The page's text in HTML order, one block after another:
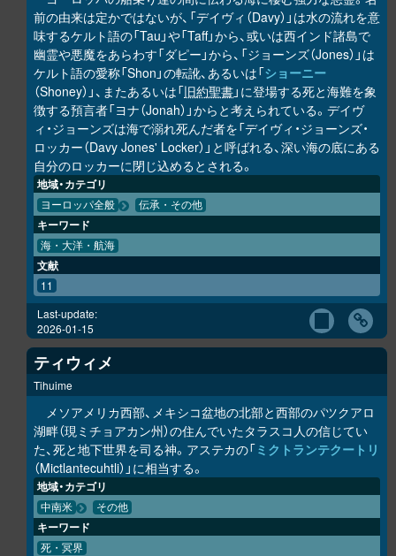
前の由来は定かではないが、「デイヴィ（Davy）」は水の流れを意
味するケルト語の「Tau」や「Taff」から、或いは西インド諸島で
幽霊や悪魔をあらわす「ダピー」から、「ジョーンズ（Jones）」は
ケルト語の愛称「Shon」の転訛、あるいは「ショーニー
（Shoney）」、またあるいは「旧約聖書」に登場する死と海難を象
徴する預言者「ヨナ（Jonah）」からと考えられている。デイヴ
ィ・ジョーンズは海で溺れ死んだ者を「デイヴィ・ジョーンズ・
ロッカー（Davy Jones' Locker）」と呼ばれる、深い海の底にある
自分のロッカーに閉じ込めるとされる。
地域・カテゴリ
ヨーロッパ全般 伝承・その他
キーワード
海・大洋・航海
文献
11
Last-update:
2026-01-15
ティウィメ
Tihuime
メソアメリカ西部、メキシコ盆地の北部と西部のパツクアロ
湖畔（現ミチョアカン州）の住んでいたタラスコ人の信じてい
た、死と地下世界を司る神。アステカの「ミクトランテクートリ
（Mictlantecuhtli）」に相当する。
地域・カテゴリ
中南米 その他
キーワード
死・冥界